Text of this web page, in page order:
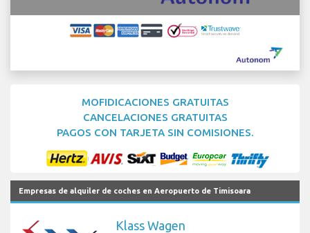
MOFIDICACIONES GRATUITAS
CANCELACIONES GRATUITAS
PAGOS CON TARJETA SIN COMISIONES.
Empresas de alquiler de coches en Aeropuerto de Timisoara
Klass Wagen